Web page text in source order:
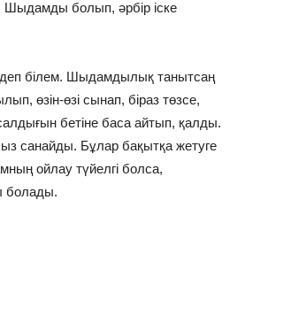
Шыдамды болып, әрбір іске
деп білем. Шыдамдылық танытсаң
өзін-өзі сынап, біраз төзсе,
бетіне баса айтып, қалды.
санайды. Бұлар бақытқа жетуге
ойлау түйелгі болса,
болады.